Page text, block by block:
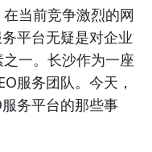
当前竞争激烈的网
平台无疑是对企业
一。长沙作为一座
服务团队。今天，
务平台的那些事